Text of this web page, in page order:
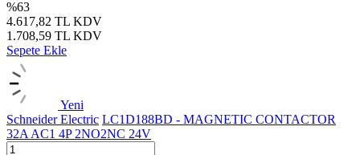
%63
4.617,82 TL KDV
1.708,59 TL KDV
Sepete Ekle
Yeni
Schneider Electric LC1D188BD - MAGNETIC CONTACTOR
32A AC1 4P 2NO2NC 24V